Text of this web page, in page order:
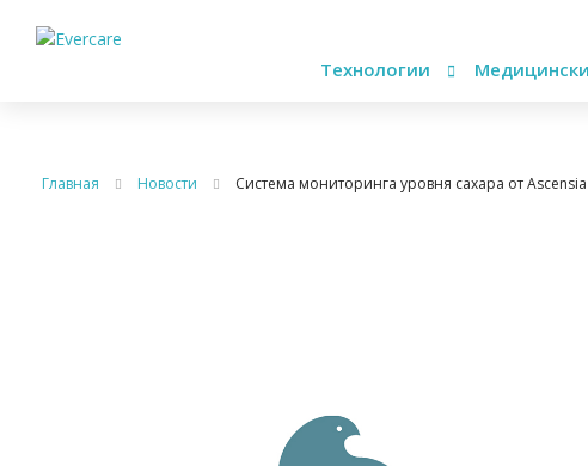
Технологии
Главная Новости Система мониторинга уровня сахара от